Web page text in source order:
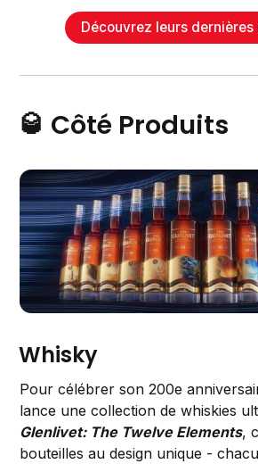
Découvrez leurs
🥃 Côté Produits
Whisky
Pour célébrer son 200e
lance une collection de whiskies
Glenlivet: The Twelve Elements,
bouteilles au design unique -